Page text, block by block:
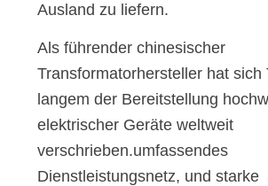
Ausland zu liefern.
Als führender chinesischer
Transformatorhersteller hat sich
langem der Bereitstellung
elektrischer Geräte weltweit
verschrieben.umfassendes
Dienstleistungsnetz, und starke